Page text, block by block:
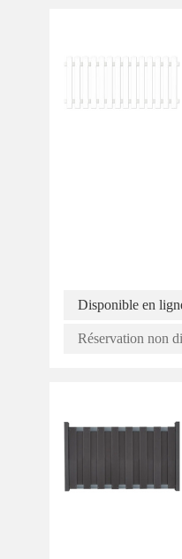
Disponible en
Réservation non